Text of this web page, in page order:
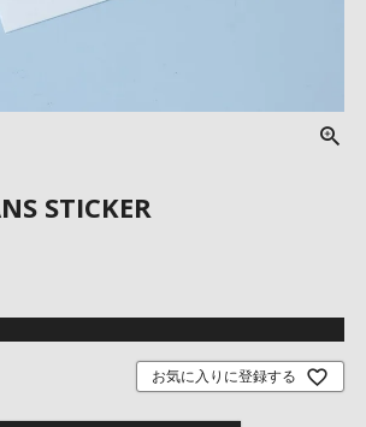
STICKER
お気に入りに登録する